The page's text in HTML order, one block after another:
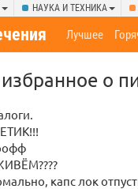
НАУКА И ТЕХНИКА
Лучшее
о
капс лок